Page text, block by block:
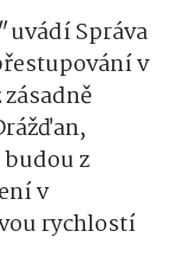
uvádí Správa
v
z
v
rychlostí